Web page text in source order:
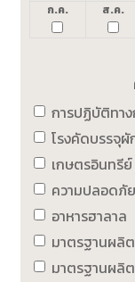
ก.ค. ส.ค.
การปฏิบัติทา
โรงคัดบรรจุผั
เกษตรอินทรีย์
ความปลอดภั
อาหารฮาลาล
มาตรฐานผลิ
มาตรฐานผลิ